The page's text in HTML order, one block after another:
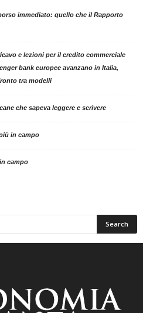
immediato: quello che il Rapporto
e lezioni per il credito commerciale
bank europee avanzano in Italia,
tra modelli
che sapeva leggere e scrivere
in campo
campo